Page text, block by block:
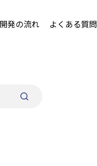
開発の流れ よくある質問